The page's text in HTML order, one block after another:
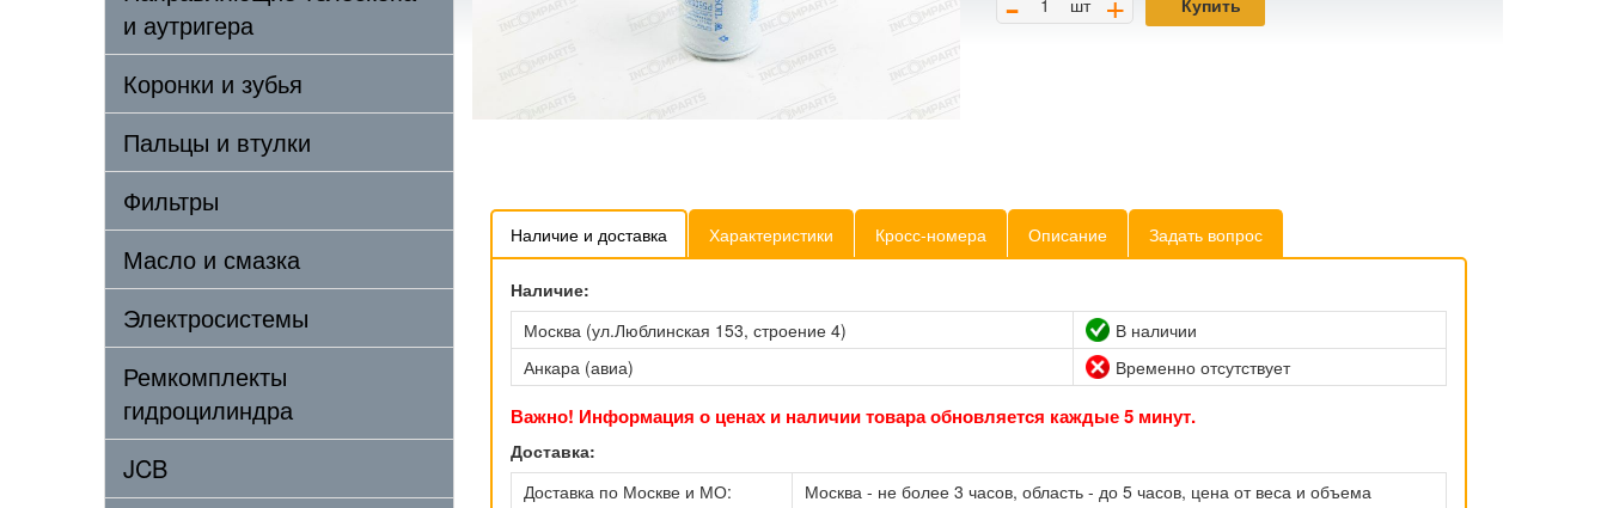
и аутригера
Коронки и зубья
Пальцы и втулки
Фильтры
Масло и смазка
Электросистемы
Ремкомплекты
гидроцилиндра
JCB
шт Купить
Наличие и доставка Характеристики Кросс-номера Описание Задать вопрос
Наличие:
Москва (ул.Люблинская 153, строение 4)
В наличии
Анкара (авиа)
Временно отсутствует
Важно! Информация о ценах и наличии товара обновляется каждые 5 минут.
Доставка:
Доставка по Москве и МО:
Москва - не более 3 часов, область - до 5 часов, цена от веса и объема